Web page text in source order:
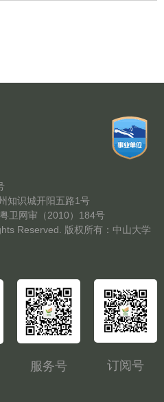
知识城开阳五路1号
粤卫网审（2010）184号
Reserved. 版权所有：中山大学
服务号 订阅号